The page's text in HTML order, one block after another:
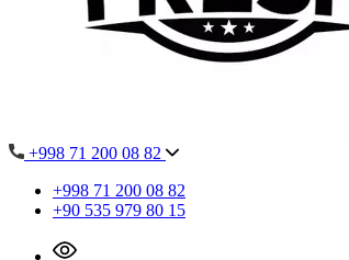
+998 71 200 08 82
+998 71 200 08 82
+90 535 979 80 15